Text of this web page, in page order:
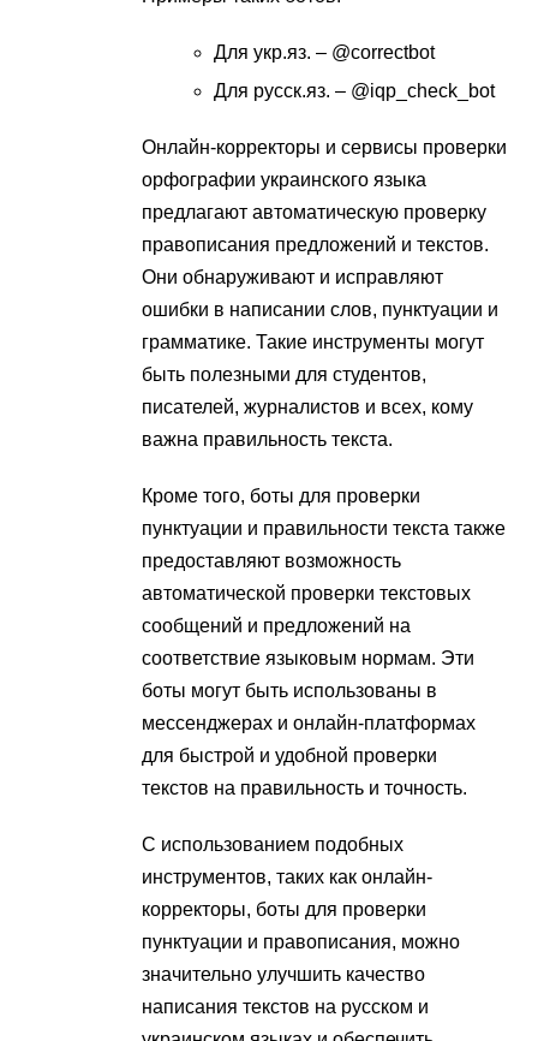
Для укр.яз. – @correctbot
Для русск.яз. – @iqp_check_bot
Онлайн-корректоры и сервисы проверки
орфографии украинского языка
предлагают автоматическую проверку
правописания предложений и текстов.
Они обнаруживают и исправляют
ошибки в написании слов, пунктуации и
грамматике. Такие инструменты могут
быть полезными для студентов,
писателей, журналистов и всех, кому
важна правильность текста.
Кроме того, боты для проверки
пунктуации и правильности текста также
предоставляют возможность
автоматической проверки текстовых
сообщений и предложений на
соответствие языковым нормам. Эти
боты могут быть использованы в
мессенджерах и онлайн-платформах
для быстрой и удобной проверки
текстов на правильность и точность.
С использованием подобных
инструментов, таких как онлайн-
корректоры, боты для проверки
пунктуации и правописания, можно
значительно улучшить качество
написания текстов на русском и